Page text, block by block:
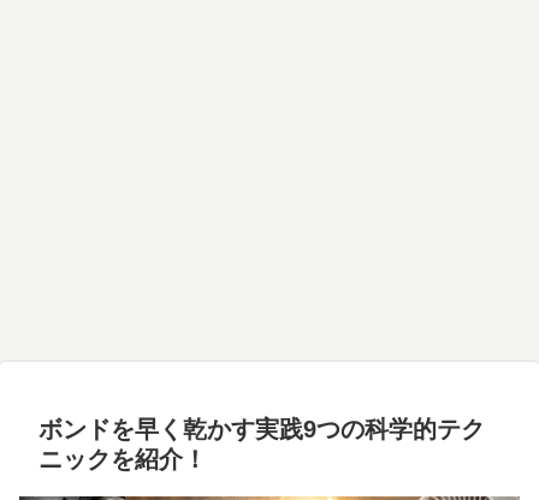
ボンドを早く乾かす実践9つの科学的テク
ニックを紹介！